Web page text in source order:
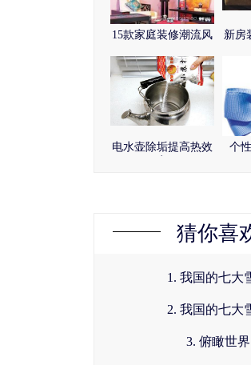
15款家庭装修潮流风
新房
电水壶除垢提高热效
个
猜你喜
1. 我国的七大
2. 我国的七大
3. 俯瞰世界